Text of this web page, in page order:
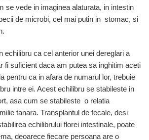
se vede in imaginea alaturata, in intestin
de microbi, cel mai putin in stomac, si
echilibru ca cel anterior unei dereglari a
fi suficient daca am putea sa inghitim aceti
pentru ca in afara de numarul lor, trebuie
intre ei. Acest echilibru se stabileste in
asa cum se stabileste o relatia
tanara. Transplantul de fecale, desi
echilibrului florei intestinale, poate
deoarece fiecare persoana are o